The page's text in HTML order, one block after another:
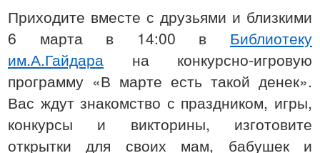
Приходите вместе с друзьями и близкими
6 марта в 14:00 в Библиотеку
им.А.Гайдара на конкурсно-игровую
программу «В марте есть такой денек».
Вас ждут знакомство с праздником, игры,
конкурсы и викторины, изготовите
открытки для своих мам, бабушек и